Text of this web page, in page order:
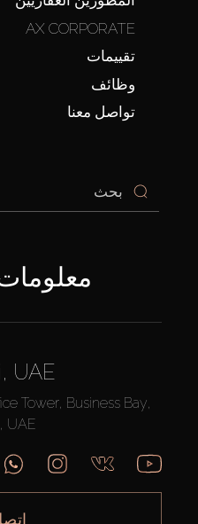
AX CORPORATE
تقييمات
وظائف
تواصل معنا
UAE
Tower, Business Bay,
UAE